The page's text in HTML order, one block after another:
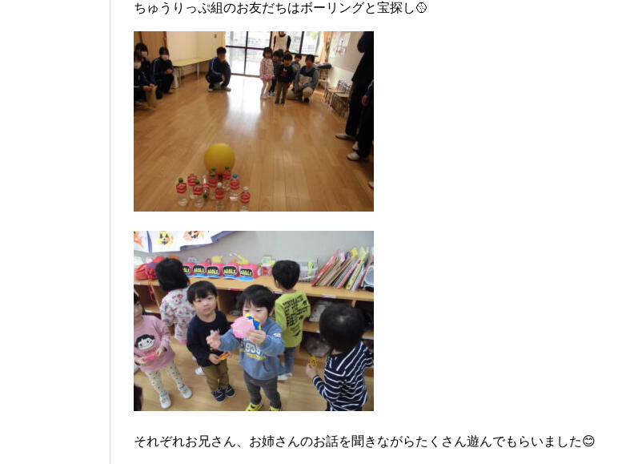
ちゅうりっぷ組のお友だちはボーリングと宝探し🥎
それぞれお兄さん、お姉さんのお話を聞きながらたくさん遊んでもらいました😊